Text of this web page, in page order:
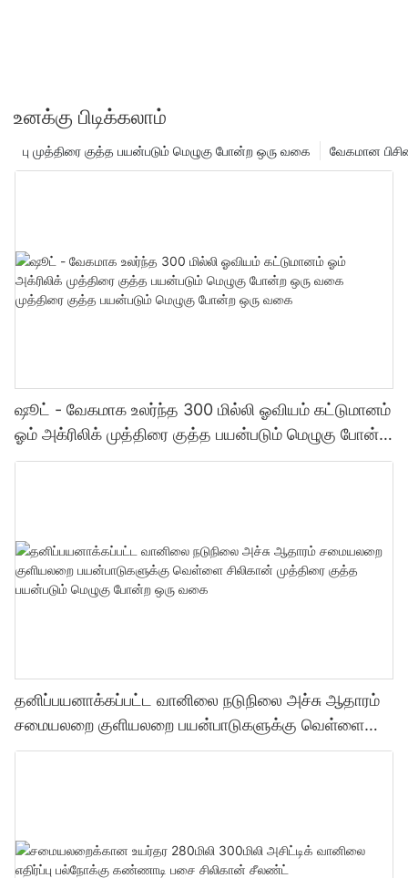
உனக்கு பிடிக்கலாம்
வேகமான
பு முத்திரை குத்த பயன்படும் மெழுகு போன்ற ஒரு வகை
ஷூட் - வேகமாக உலர்ந்த 300 மில்லி ஓவியம் கட்டுமானம்
ஓம் அக்ரிலிக் முத்திரை குத்த பயன்படும் மெழுகு போன்ற
ஒரு வகை முத்திரை குத்த பயன்படும் மெழுகு போன்ற
தனிப்பயனாக்கப்பட்ட வானிலை நடுநிலை அச்சு ஆதாரம்
சமையலறை குளியலறை பயன்பாடுகளுக்கு வெள்ளை
சிலிகான் முத்திரை குத்த பயன்படும் மெழுகு போன்ற ஒரு